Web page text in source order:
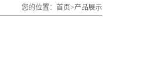
您的位置： 首页>产品展示